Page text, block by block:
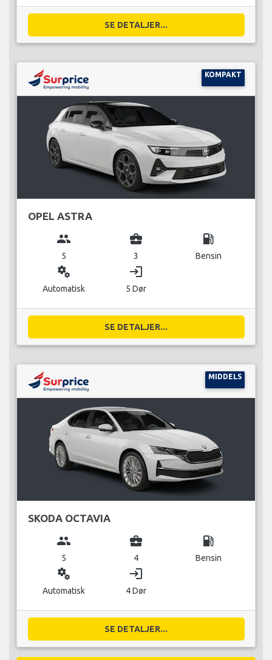
SE DETALJER...
KOMPAKT
OPEL ASTRA
group
5
business_center
3
local_gas_station
Bensin
miscellaneous_services
Automatisk
login
5 Dør
SE DETALJER...
MIDDELS
SKODA OCTAVIA
group
5
business_center
4
local_gas_station
Bensin
miscellaneous_services
Automatisk
login
4 Dør
SE DETALJER...